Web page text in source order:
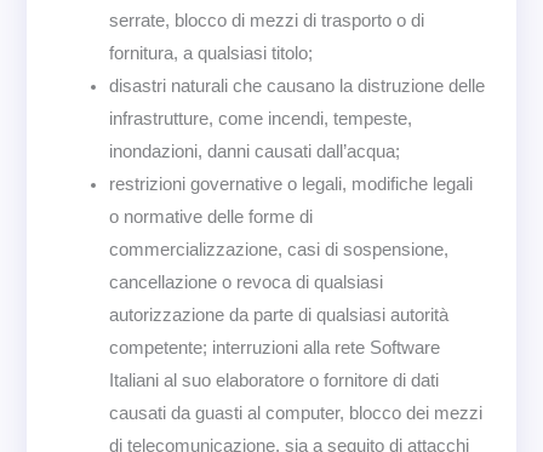
serrate, blocco di mezzi di trasporto o di
fornitura, a qualsiasi titolo;
disastri naturali che causano la distruzione delle
infrastrutture, come incendi, tempeste,
inondazioni, danni causati dall’acqua;
restrizioni governative o legali, modifiche legali
o normative delle forme di
commercializzazione, casi di sospensione,
cancellazione o revoca di qualsiasi
autorizzazione da parte di qualsiasi autorità
competente; interruzioni alla rete Software
Italiani al suo elaboratore o fornitore di dati
causati da guasti al computer, blocco dei mezzi
di telecomunicazione, sia a seguito di attacchi